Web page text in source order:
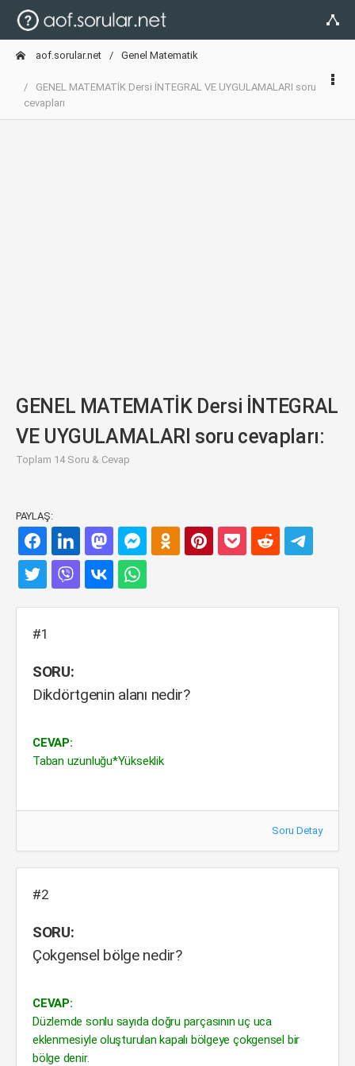
aof.sorular.net Genel Matematik
GENEL MATEMATİK Dersi İNTEGRAL VE UYGULAMALARI soru
cevapları
GENEL MATEMATİK Dersi İNTEGRAL
VE UYGULAMALARI soru cevapları:
Toplam 14 Soru & Cevap
PAYLAŞ:
#1
SORU:
Dikdörtgenin alanı nedir?
CEVAP:
Taban uzunluğu*Yükseklik
Soru Detay
#2
SORU:
Çokgensel bölge nedir?
CEVAP:
Düzlemde sonlu sayıda doğru parçasının uç uca
eklenmesiyle oluşturulan kapalı bölgeye çokgensel bir
bölge denir.